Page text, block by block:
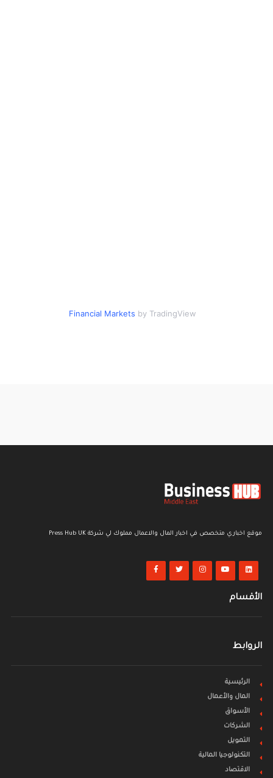
Financial Markets by TradingView
موقع اخباري متخصص في اخبار المال والاعمال مملوك لي شركة Press Hub UK
الأقسام
الروابط
الرئيسية
المال والأعمال
الأسواق
الشركات
التمويل
التكنولوجيا المالية
الاقتصاد